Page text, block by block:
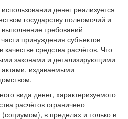
денег реализуется
государству полномочий и
выполнение требований
принуждения субъектов
средства расчётов. Что
законами и детализирующими
издаваемыми
вида денег, характеризуемого
расчётов ограничено
в пределах и только в